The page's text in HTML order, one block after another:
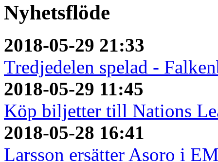
Nyhetsflöde
2018-05-29 21:33
Tredjedelen spelad -
2018-05-29 11:45
Köp biljetter till Nations
2018-05-28 16:41
Larsson ersätter Asoro i